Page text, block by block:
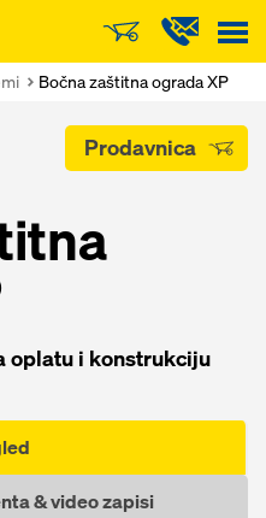
Bočna zaštitna ograda XP
Prodavnica
oplatu i konstrukciju
& video zapisi